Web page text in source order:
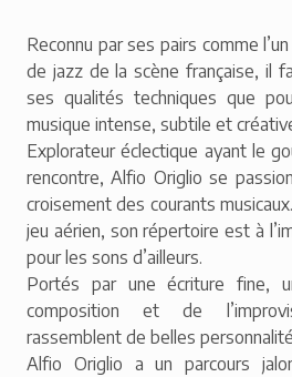
Reconnu par ses pairs comme
de jazz de la scène française, il
ses qualités techniques que
musique intense, subtile et
Explorateur éclectique ayant le
rencontre, Alfio Origlio se
croisement des courants
jeu aérien, son répertoire est à
pour les sons d’ailleurs.
Portés par une écriture fine,
composition et de
rassemblent de belles
Alfio Origlio a un parcours